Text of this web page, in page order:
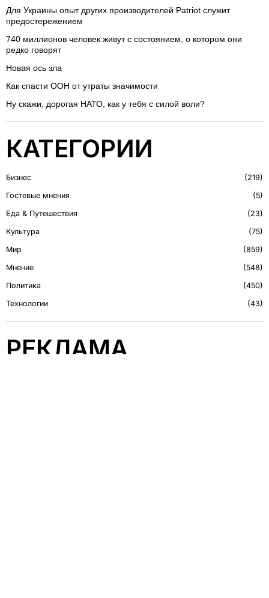
Для Украины опыт других производителей Patriot служит
предостережением
740 миллионов человек живут с состоянием, о котором они
редко говорят
Новая ось зла
Как спасти ООН от утраты значимости
Ну скажи, дорогая НАТО, как у тебя с силой воли?
КАТЕГОРИИ
Бизнес
219
Гостевые мнения
5
Еда & Путешествия
23
Культура
75
Мир
859
Мнение
548
Политика
450
Технологии
43
РЕКЛАМА